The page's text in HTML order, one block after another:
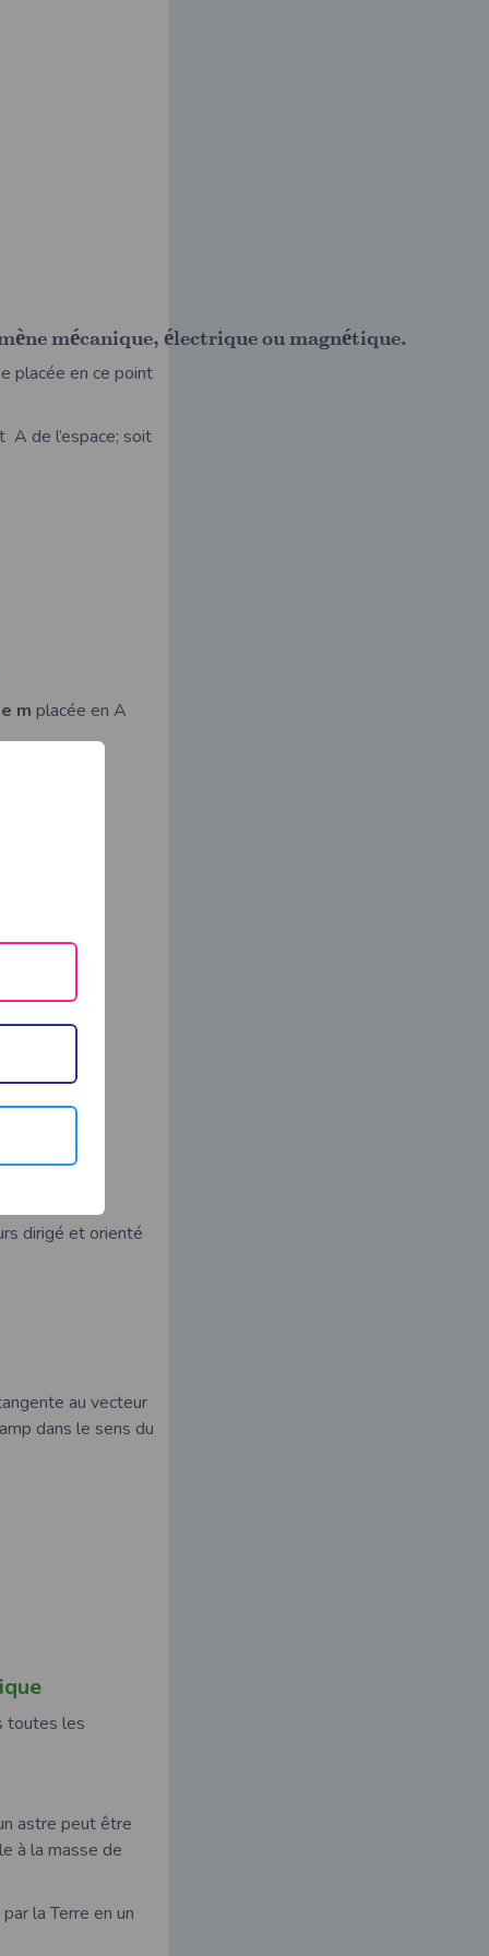
ènemécanique, électriqueoumagnétique.
placée en ce point
A de l’espace; soit
m placée en A
force de
dirigé et orienté
au vecteur
dans le sens du
toutes les
astre peut être
à la masse de
la Terre en un